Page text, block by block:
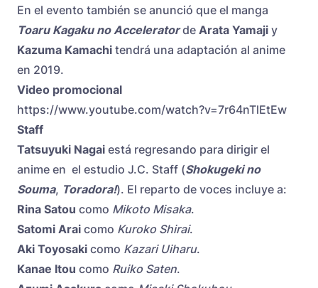
En el evento también se anunció que el manga
Toaru Kagaku no Accelerator de Arata Yamaji y
Kazuma Kamachi tendrá una adaptación al anime
en 2019.
Video promocional
https://www.youtube.com/watch?v=7r64nTlEtEw
Staff
Tatsuyuki Nagai está regresando para dirigir el
anime en el estudio J.C. Staff (Shokugeki no
Souma, Toradora!). El reparto de voces incluye a:
Rina Satou como Mikoto Misaka.
Satomi Arai como Kuroko Shirai.
Aki Toyosaki como Kazari Uiharu.
Kanae Itou como Ruiko Saten.